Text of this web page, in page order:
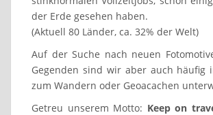
der Erde gesehen haben.
(Aktuell 80 Länder, ca. 32% der Welt)
Auf der Suche nach neuen
Gegenden sind wir aber auch häufig
zum Wandern oder Geoacachen
Getreu unserem Motto: Keep on